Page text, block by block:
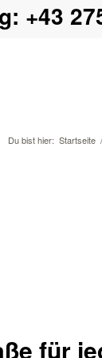
+43
Du bist hier: Startseite /
für